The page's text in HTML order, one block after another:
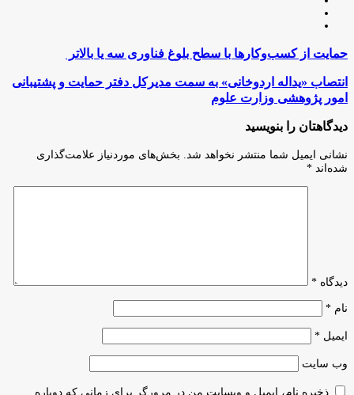
حمایت
کسب‌و‌کار‌ها
با
سطح
بلوغ
فناوری
یا
بالاتر
حمایت از کسب‌و‌کار‌ها با سطح بلوغ فناوری سه یا بالاتر
انتصاب
«یداله
اردوخانی»
سمت
مدیرکل
دفتر
حمایت
انتصاب «یداله اردوخانی» به سمت مدیرکل دفتر حمایت و پشتیبانی
امور پژوهشی وزارت علوم
دیدگاهتان را بنویسید
نشانی ایمیل شما منتشر نخواهد شد.
بخش‌های موردنیاز علامت‌گذاری
شده‌اند *
دیدگاه *
نام *
ایمیل *
وب‌ سایت
ذخیره نام، ایمیل و وبسایت من در مرورگر برای زمانی که دوباره